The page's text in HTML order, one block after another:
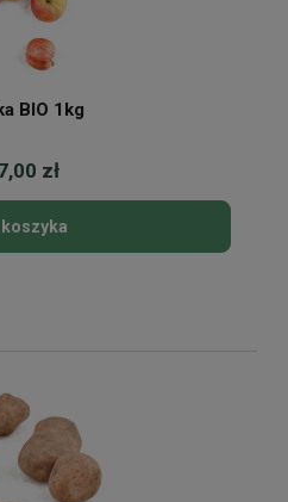
BIO 1kg
zł